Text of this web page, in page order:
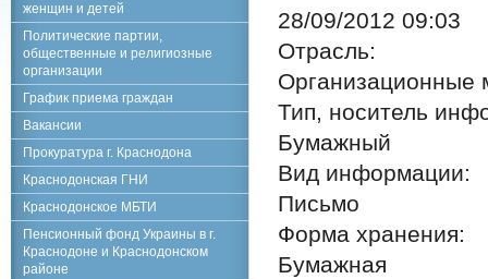
28/09/2012 09:03
Отрасль:
Организационные
Тип, носитель
Бумажный
Вид информации:
Письмо
Форма хранения:
Бумажная
женщин и детей
Политические партии,
общественные и религиозные
организации
График приема граждан
Вакансии
Прокуратура г. Краснодона
Краснодонская ГНИ
Краснодонское МБТИ
Пенсионный фонд Украины в г.
Краснодоне и Краснодонском
районе